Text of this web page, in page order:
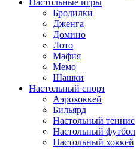
Настольные игры
Бродилки
Дженга
Домино
Лото
Мафия
Мемо
Шашки
Настольный спорт
Аэрохоккей
Бильярд
Настольный теннис
Настольный футбол
Настольный хоккей